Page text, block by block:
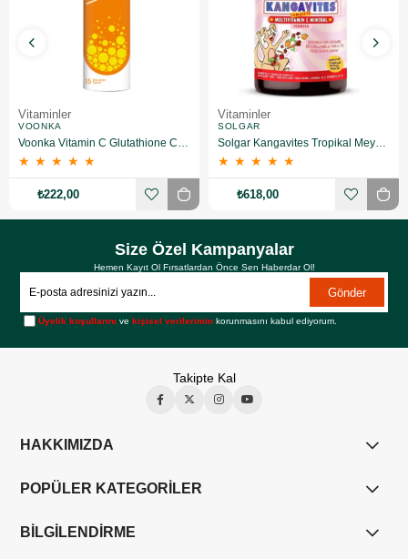
Vitaminler
VOONKA
Voonka Vitamin C Glutathione Complex Efervesan 15 Tablet
★ ★ ★ ★ ★
₺222,00
Vitaminler
SOLGAR
Solgar Kangavites Tropikal Meyve Aromalı 60 Tablet
★ ★ ★ ★ ★
₺618,00
Size Özel Kampanyalar
Hemen Kayıt Ol Fırsatlardan Önce Sen Haberdar Ol!
Gönder
Üyelik koşullarını vekişisel verilerimin korunmasını kabul ediyorum.
Takipte Kal
HAKKIMIZDA
POPÜLER KATEGORİLER
BİLGİLENDİRME